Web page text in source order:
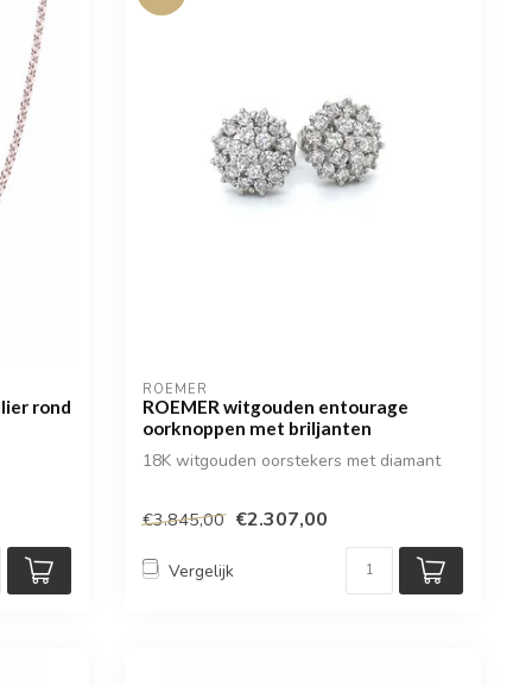
rond
ROEMER
ROEMER witgouden entourage
oorknoppen met briljanten
18K witgouden oorstekers met diamant
€3.845,00 €2.307,00
Vergelijk